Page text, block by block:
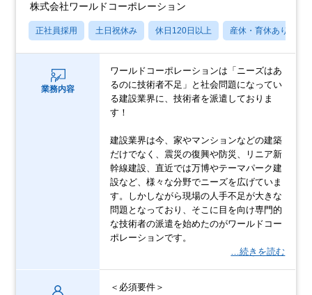
株式会社ワールドコーポレーション
正社員採用 土日祝休み 休日120日以上 産休・育休あり
業務内容
ワールドコーポレーションは「ニーズはあ
るのに技術者不足」と社会問題になってい
る建設業界に、技術者を派遣しておりま
す！
建設業界は今、家やマンションなどの建築
だけでなく、震災の復興や防災、リニア新
幹線建設、直近では万博やテーマパーク建
設など、様々な分野でニーズを広げていま
す。しかしながら現場の人手不足が大きな
問題となっており、そこに目を向け専門的
な技術者の派遣を始めたのがワールドコー
ポレーションです。
…続きを読む
＜必須要件＞